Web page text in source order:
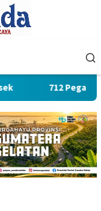
712 Pegawai